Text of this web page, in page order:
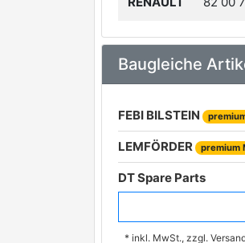
Baugleiche
FEBI BILSTEIN
LEMFÖRDER premium
DT Spare Parts
* inkl. MwSt., zzgl.